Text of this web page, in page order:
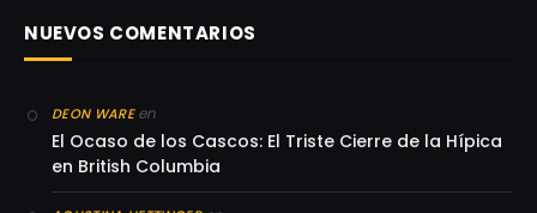
NUEVOS COMENTARIOS
DEON WAREen
El Ocaso de los Cascos: El Triste Cierre de la Hípica
en British Columbia